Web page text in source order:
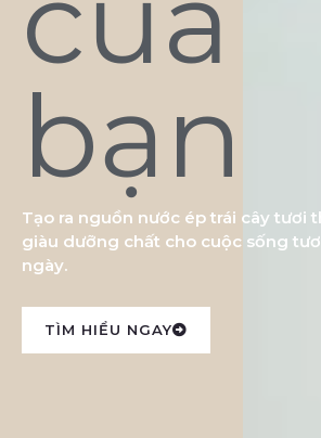
bạn
Tạo ra nguồn nước ép trái cây tươi
giàu dưỡng chất cho cuộc sống
ngày.
TÌM HIỂU NGAY